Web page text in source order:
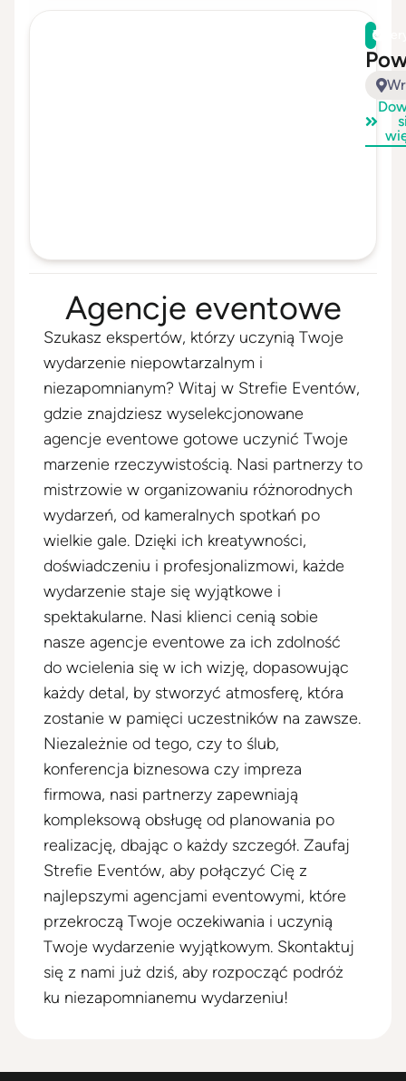
Agencje eventowe
Szukasz ekspertów, którzy uczynią Twoje
wydarzenie niepowtarzalnym i
niezapomnianym? Witaj w Strefie Eventów,
gdzie znajdziesz wyselekcjonowane
agencje eventowe gotowe uczynić Twoje
marzenie rzeczywistością. Nasi partnerzy to
mistrzowie w organizowaniu różnorodnych
wydarzeń, od kameralnych spotkań po
wielkie gale. Dzięki ich kreatywności,
doświadczeniu i profesjonalizmowi, każde
wydarzenie staje się wyjątkowe i
spektakularne. Nasi klienci cenią sobie
nasze agencje eventowe za ich zdolność
do wcielenia się w ich wizję, dopasowując
każdy detal, by stworzyć atmosferę, która
zostanie w pamięci uczestników na zawsze.
Niezależnie od tego, czy to ślub,
konferencja biznesowa czy impreza
firmowa, nasi partnerzy zapewniają
kompleksową obsługę od planowania po
realizację, dbając o każdy szczegół. Zaufaj
Strefie Eventów, aby połączyć Cię z
najlepszymi agencjami eventowymi, które
przekroczą Twoje oczekiwania i uczynią
Twoje wydarzenie wyjątkowym. Skontaktuj
się z nami już dziś, aby rozpocząć podróż
ku niezapomnianemu wydarzeniu!